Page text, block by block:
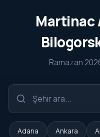
Martinac
Ramazan
Adana Ankara